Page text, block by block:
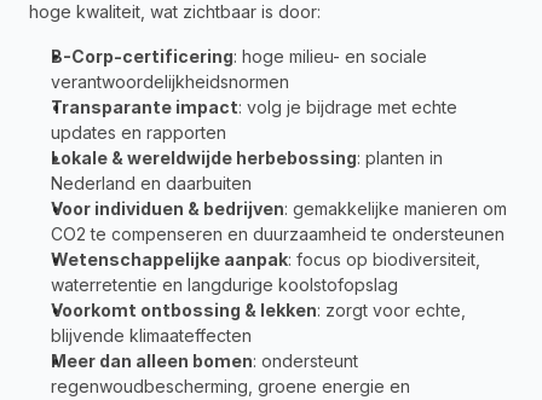
hoge kwaliteit, wat zichtbaar is door:
B-Corp-certificering: hoge milieu- en sociale
verantwoordelijkheidsnormen
Transparante impact: volg je bijdrage met echte
updates en rapporten
Lokale & wereldwijde herbebossing: planten in
Nederland en daarbuiten
Voor individuen & bedrijven: gemakkelijke manieren om
CO2 te compenseren en duurzaamheid te ondersteunen
Wetenschappelijke aanpak: focus op biodiversiteit,
waterretentie en langdurige koolstofopslag
Voorkomt ontbossing & lekken: zorgt voor echte,
blijvende klimaateffecten
Meer dan alleen bomen: ondersteunt
regenwoudbescherming, groene energie en